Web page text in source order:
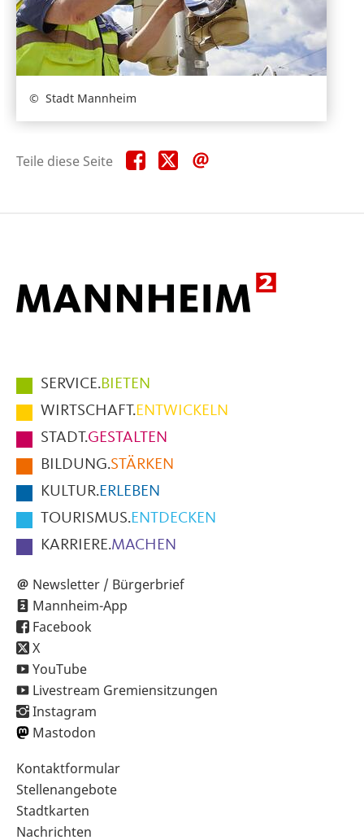
Stadt Mannheim
Teile diese Seite Teile
diese
Teile
diese
Hauptmenüpunkte
im
Fußbereich
der
Seite
SERVICE.BIETEN
WIRTSCHAFT.ENTWICKELN
STADT.GESTALTEN
BILDUNG.STÄRKEN
KULTUR.ERLEBEN
TOURISMUS.ENTDECKEN
KARRIERE.MACHEN
Newsletter / Bürgerbrief
Mannheim-App
Facebook
X
YouTube
Livestream Gremiensitzungen
Instagram
Mastodon
Sekundärnavigation
im
Fußbereich
Kontaktformular
Stellenangebote
Stadtkarten
Nachrichten